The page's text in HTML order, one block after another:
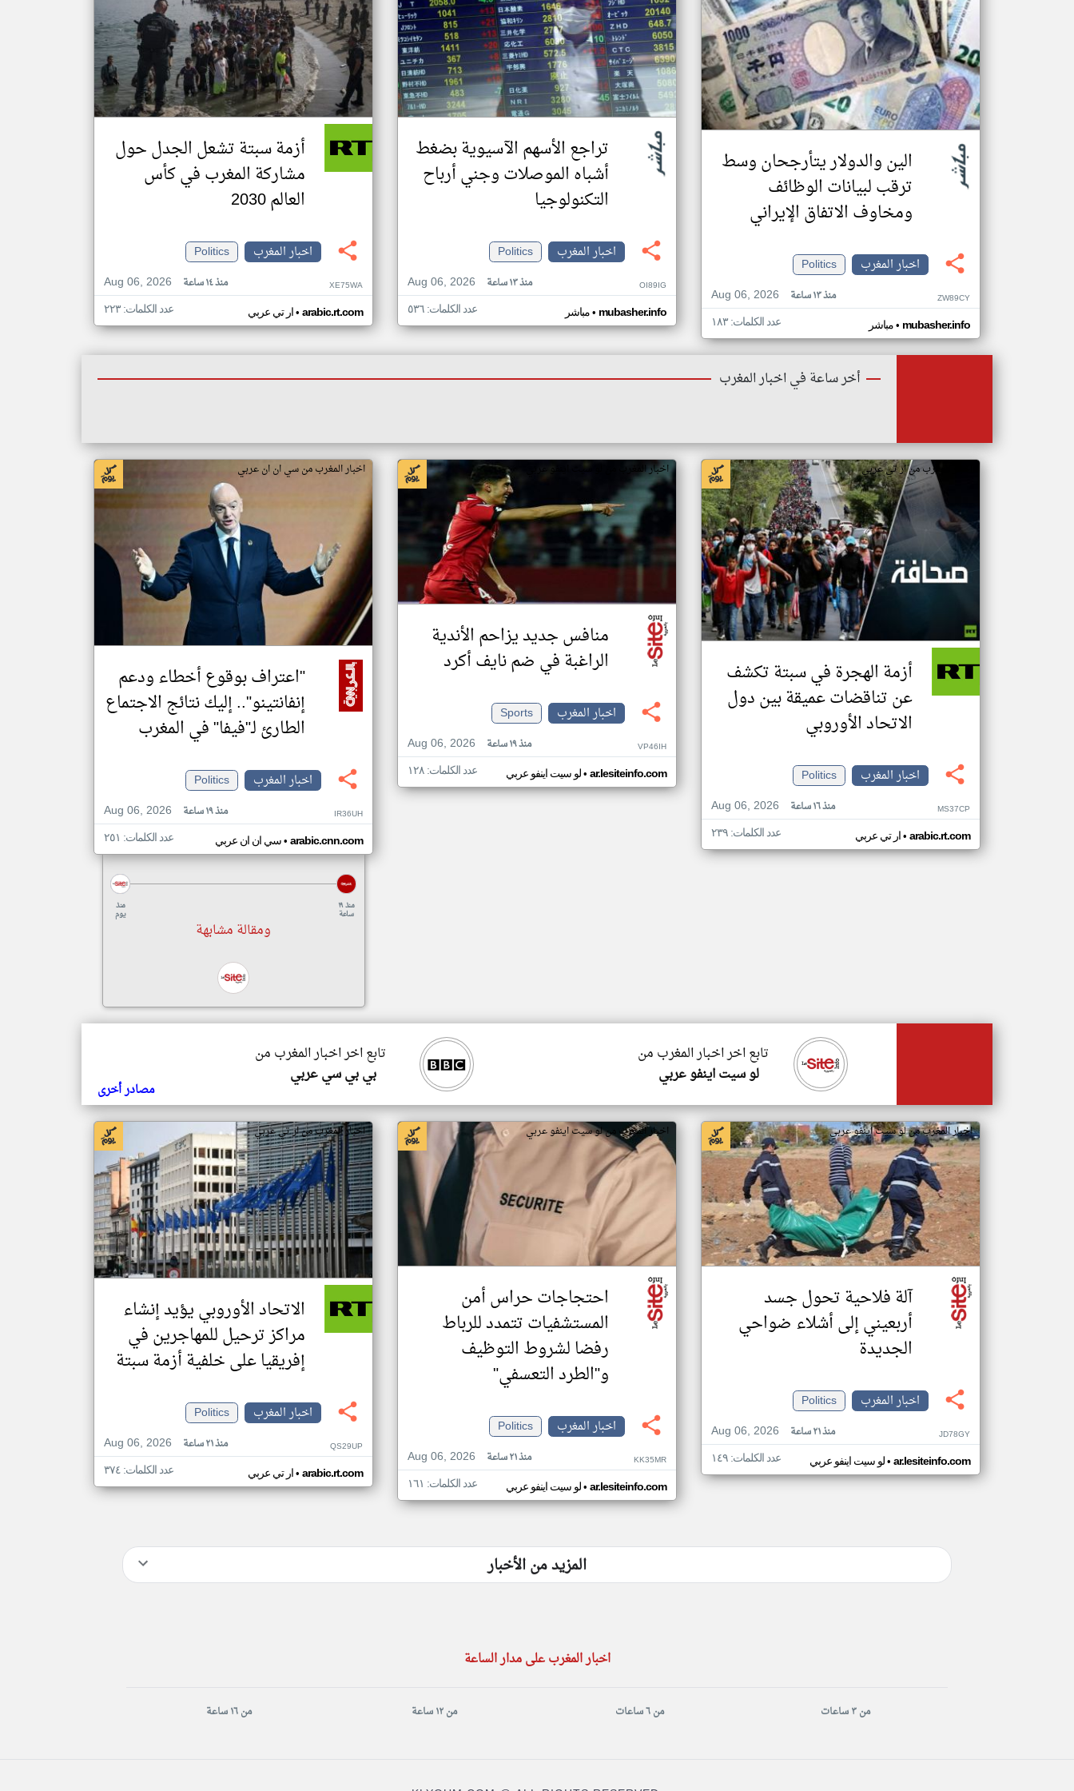
الين والدولار يتأرجحان وسط
ترقب لبيانات الوظائف
ومخاوف الاتفاق الإيراني
اخبار المغرب
Politics
Aug 06, 2026
منذ ١٣ ساعة ZW89CY
مباشر• mubasher.info عدد الكلمات: ١٨٣
تراجع الأسهم الآسيوية بضغط
أشباه الموصلات وجني أرباح
التكنولوجيا
اخبار المغرب
Politics
Aug 06, 2026
منذ ١٣ ساعة OI89IG
مباشر• mubasher.info عدد الكلمات: ٥٣٦
أزمة سبتة تشعل الجدل حول
مشاركة المغرب في كأس
العالم 2030
اخبار المغرب
Politics
Aug 06, 2026
منذ ١٤ ساعة XE75WA
ار تي عربي• arabic.rt.com عدد الكلمات: ٢٢٣
أخر ساعة في اخبار المغرب
اخبار المغرب من ار تي عربي
أزمة الهجرة في سبتة تكشف
عن تناقضات عميقة بين دول
الاتحاد الأوروبي
اخبار المغرب
Politics
Aug 06, 2026
منذ ١٦ ساعة MS37CP
ار تي عربي• arabic.rt.com عدد الكلمات: ٢٣٩
اخبار المغرب من لو سيت اينفو عربي
منافس جديد يزاحم الأندية
الراغبة في ضم نايف أكرد
اخبار المغرب
Sports
Aug 06, 2026
منذ ١٩ ساعة VP46IH
لو سيت اينفو عربي• ar.lesiteinfo.com عدد الكلمات: ١٢٨
اخبار المغرب من سي ان ان عربي
"اعتراف بوقوع أخطاء ودعم
إنفانتينو".. إليك نتائج الاجتماع
الطارئ لـ"فيفا" في المغرب
اخبار المغرب
Politics
Aug 06, 2026
منذ ١٩ ساعة IR36UH
سي ان ان عربي• arabic.cnn.com عدد الكلمات: ٢٥١
منذ
يوم
منذ ١٩
ساعة
ومقالة مشابهة
تابع اخر اخبار المغرب من
بي بي سي عربي
تابع اخر اخبار المغرب من
لو سيت اينفو عربي
مصادر أخرى
اخبار المغرب من لو سيت اينفو عربي
آلة فلاحية تحول جسد
أربعيني إلى أشلاء ضواحي
الجديدة
اخبار المغرب
Politics
Aug 06, 2026
منذ ٢١ ساعة JD78GY
لو سيت اينفو عربي• ar.lesiteinfo.com عدد الكلمات: ١٤٩
اخبار المغرب من لو سيت اينفو عربي
احتجاجات حراس أمن
المستشفيات تتمدد للرباط
رفضا لشروط التوظيف
و"الطرد التعسفي"
اخبار المغرب
Politics
Aug 06, 2026
منذ ٢١ ساعة KK35MR
لو سيت اينفو عربي• ar.lesiteinfo.com عدد الكلمات: ١٦١
اخبار المغرب من ار تي عربي
الاتحاد الأوروبي يؤيد إنشاء
مراكز ترحيل للمهاجرين في
إفريقيا على خلفية أزمة سبتة
اخبار المغرب
Politics
Aug 06, 2026
منذ ٢١ ساعة QS29UP
ار تي عربي• arabic.rt.com عدد الكلمات: ٣٧٤
المزيد من الأخبار
اخبار المغرب على مدار الساعة
من ٣ ساعات من ٦ ساعات من ١٢ ساعة من ١٦ ساعة